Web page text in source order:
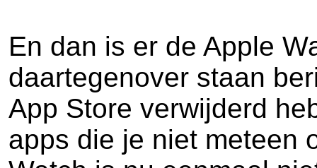
En dan is er de Apple
daartegenover staan
App Store verwijderd
apps die je niet meteen